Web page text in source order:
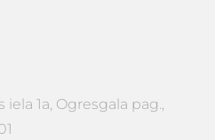
1a, Ogresgala pag.,